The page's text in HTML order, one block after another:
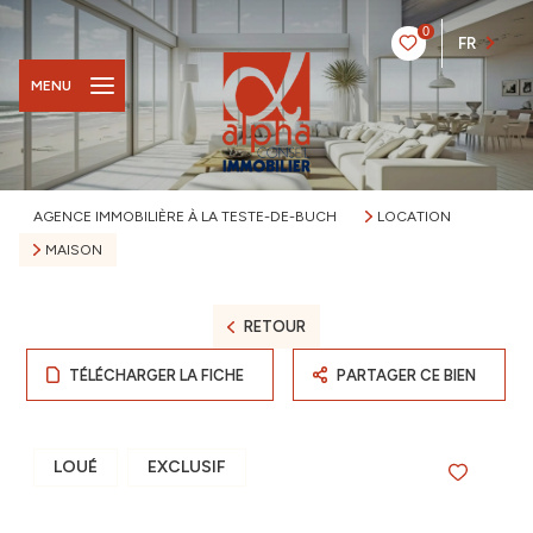
0
FR
MENU
AGENCE IMMOBILIÈRE À LA TESTE-DE-BUCH
LOCATION
MAISON
RETOUR
TÉLÉCHARGER LA FICHE PARTAGER CE BIEN
LOUÉ EXCLUSIF